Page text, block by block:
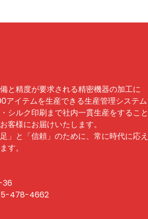
と精度が要求される精密機器の加工に
アイテムを生産できる生産管理システム
シルク印刷まで社内一貫生産をすること
客様にお届けいたします。
」と「信頼」のために、常に時代に応え
す。
36
478-4662